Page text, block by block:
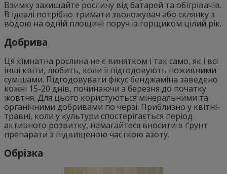
Взимку захищайте рослину від батарей та обігрівачів.
В ідеалі потрібно тримати зволожувач або склянку з
водою на одній площині поруч із горщиком цілий рік.
Добрива
Ця кімнатна рослина не є винятком і так само, як і всі
інші квіти, любить, коли її підгодовують поживними
сумішами. Підгодовувати фікус бенджаміна заведено
кожні 15-20 днів, починаючи з березня до початку
жовтня. Для цього користуються мінеральними та
органічними добривами по черзі. Приблизно у квітні-
травні, коли у культури спостерігається період
активного розвитку, намагайтеся вносити в ґрунт
препарати з підвищеною часткою азоту.
Обрізка